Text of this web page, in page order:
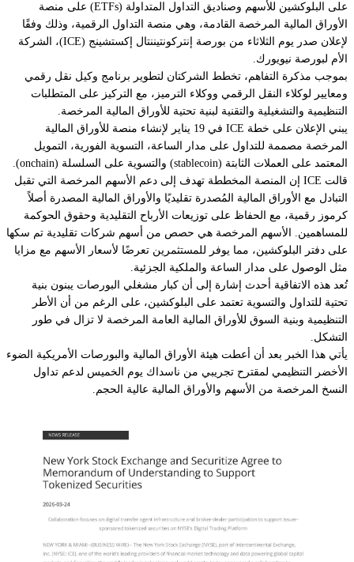
على البلوكشين للأسهم وصناديق التداول المتداولة (ETFs) على منصة
الأوراق المالية المرخصة القادمة، وهي منصة التداول الرقمية، وذلك وفقًا
لإعلان صدر يوم الثلاثاء من بورصة إنتركونتيننتال إكستشينج (ICE)، الشركة
الأم لبورصة نيويورك.
بموجب مذكرة التفاهم، تخطط الشركتان لتطوير برنامج وكيل نقل رقمي
ومعايير لوكلاء النقل الرقمي ووكلاء الترميز، مع التركيز على المتطلبات
التنظيمية والتشغيلية والتقنية لبنية تحتية للأوراق المالية المرخصة.
يبني الإعلان على خطة ICE في 19 يناير لإنشاء منصة للأوراق المالية
المرخصة مصممة للتداول على مدار الساعة، التسوية الفورية، التمويل
المعتمد على العملات الثابتة (stablecoin) والتسوية على السلسلة (onchain).
قالت ICE إن المنصة المخططة تهدف إلى دعم الأسهم المرخصة التي تقبل
التبادل مع الأوراق المالية المُصدرة تقليديًا والأوراق المالية المصدرة أصلاً
كرموز رقمية، مع الحفاظ على توزيعات الأرباح التقليدية وحقوق الحوكمة
للمساهمين. الأسهم المرخصة هي حصص من أسهم شركات تقليدية تم سكها
على دفتر البلوكشين، مما يوفر للمستثمرين تعرضًا لأسعار الأسهم مع مزايا
مثل الوصول على مدار الساعة والملكية الجزئية.
تُعد هذه الاتفاقية أحدث إشارة إلى أن كبار مشغلي البورصات يبنون بنية
تحتية للتداول والتسوية تعتمد على البلوكشين، على الرغم من أن الأطر
التنظيمية وبنية السوق للأوراق المالية العامة المرخصة لا تزال في طور
التشكل.
يأتي هذا الخبر بعد أن أعطت هيئة الأوراق المالية والبورصات الأمريكية الضوء
الأخضر التنظيمي لمقترح تجريبي من ناسداك يوم الخميس لدعم تداول
النسخ المرخصة من الأسهم والأوراق المالية عالية الحجم.